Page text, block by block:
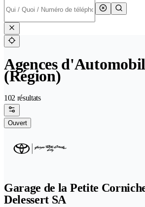
Agences
(Région)
102 résultats
Ouvert
Garage de la Petite
Delessert SA